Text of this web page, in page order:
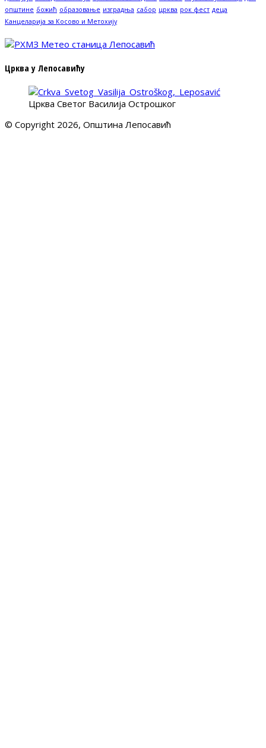
општине божић образовање изградња сабор црква рок фест деца
Канцеларија за Косово и Метохију
Црква у Лепосавићу
Црква Светог Василија Острошког
© Copyright 2026, Општина Лепосавић